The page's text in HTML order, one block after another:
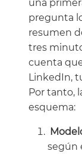
una
pregunta
resumen
tres
cuenta
LinkedIn,
Por tanto,
esquema:
según